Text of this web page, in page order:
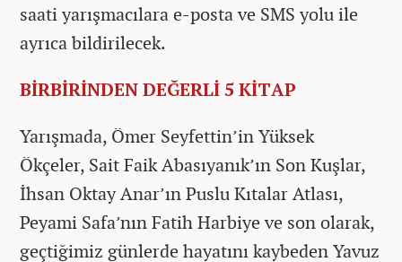
saati yarışmacılara e-posta ve SMS yolu ile
ayrıca bildirilecek.
BİRBİRİNDEN DEĞERLİ 5 KİTAP
Yarışmada, Ömer Seyfettin’in Yüksek
Ökçeler, Sait Faik Abasıyanık’ın Son Kuşlar,
İhsan Oktay Anar’ın Puslu Kıtalar Atlası,
Peyami Safa’nın Fatih Harbiye ve son olarak,
geçtiğimiz günlerde hayatını kaybeden Yavuz